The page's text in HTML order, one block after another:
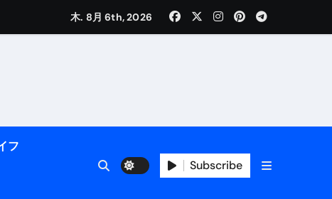
解説
木. 8月 6th, 2026
フ
Subscribe